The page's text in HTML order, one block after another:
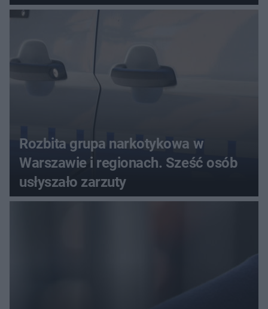
Rozbita grupa narkotykowa w
Warszawie i regionach. Sześć osób
usłyszało zarzuty